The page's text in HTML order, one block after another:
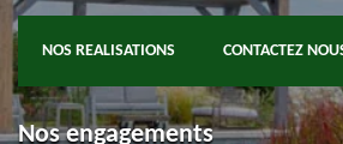
NOS REALISATIONS CONTACTEZ
Nos engagements